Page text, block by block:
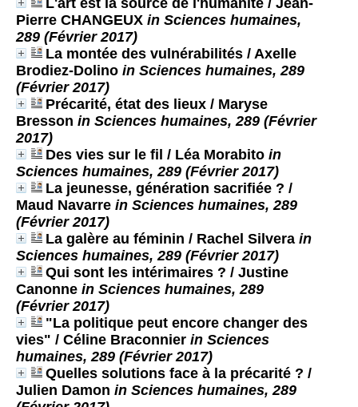
L'art est la source de l'humanité / Jean-
Pierre CHANGEUX in Sciences humaines,
289 (Février 2017)
La montée des vulnérabilités / Axelle
Brodiez-Dolino in Sciences humaines, 289
(Février 2017)
Précarité, état des lieux / Maryse
Bresson in Sciences humaines, 289 (Février
2017)
Des vies sur le fil / Léa Morabito in
Sciences humaines, 289 (Février 2017)
La jeunesse, génération sacrifiée ? /
Maud Navarre in Sciences humaines, 289
(Février 2017)
La galère au féminin / Rachel Silvera in
Sciences humaines, 289 (Février 2017)
Qui sont les intérimaires ? / Justine
Canonne in Sciences humaines, 289
(Février 2017)
"La politique peut encore changer des
vies" / Céline Braconnier in Sciences
humaines, 289 (Février 2017)
Quelles solutions face à la précarité ? /
Julien Damon in Sciences humaines, 289